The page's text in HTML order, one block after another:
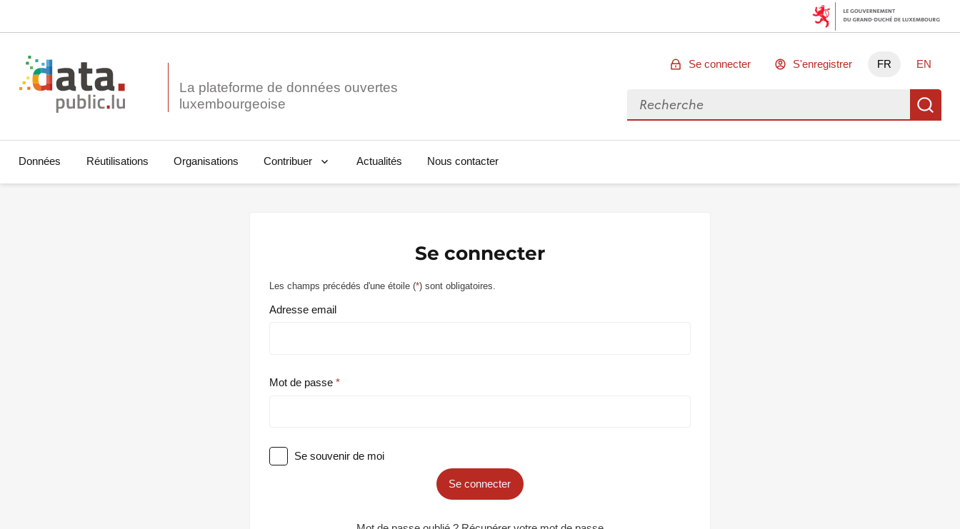
La plateforme de données ouvertes
Se connecter S'enregistrer FR EN
Rechercher des données
Données Réutilisations Organisations Contribuer Actualités Nous contacter
Se connecter
Les champs précédés d'une étoile (*) sont obligatoires.
Adresse email
Mot de passe
Se souvenir de moi
Se connecter